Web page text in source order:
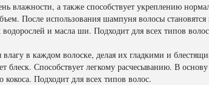
влажности, а также способствует укреплению
После использования шампуня волосы
и масла ши. Подходит для всех типов
в каждом волоске, делая их гладкими и
блеск. Способствует легкому расчесыванию. В
Подходит для всех типов волос.